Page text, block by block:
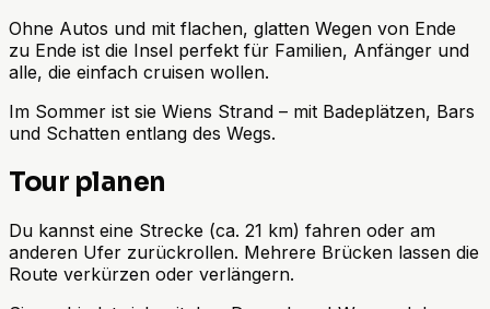
Ohne Autos und mit flachen, glatten Wegen von Ende
zu Ende ist die Insel perfekt für Familien, Anfänger und
alle, die einfach cruisen wollen.
Im Sommer ist sie Wiens Strand – mit Badeplätzen, Bars
und Schatten entlang des Wegs.
Tour planen
Du kannst eine Strecke (ca. 21 km) fahren oder am
anderen Ufer zurückrollen. Mehrere Brücken lassen die
Route verkürzen oder verlängern.